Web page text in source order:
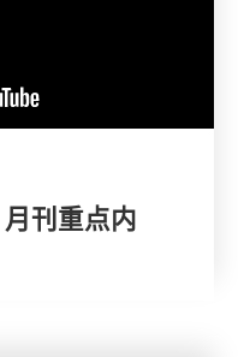
月刊重点内